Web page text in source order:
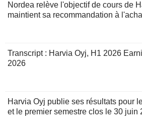
Nordea relève l'objectif de cours de
maintient sa recommandation à
Transcript : Harvia Oyj, H1 2026
2026
Harvia Oyj publie ses résultats pour
et le premier semestre clos le 30 juin